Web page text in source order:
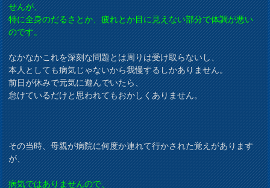
せんが、
特に全身のだるさとか、疲れとか目に見えない部分で体調が悪い
のです。
なかなかこれを深刻な問題とは周りは受け取らないし、
本人としても病気じゃないから我慢するしかありません。
前日が休みで元気に遊んでいたら、
怠けているだけと思われてもおかしくありません。
その当時、母親が病院に何度か連れて行かされた覚えがあります
が、
病気ではありませんので、